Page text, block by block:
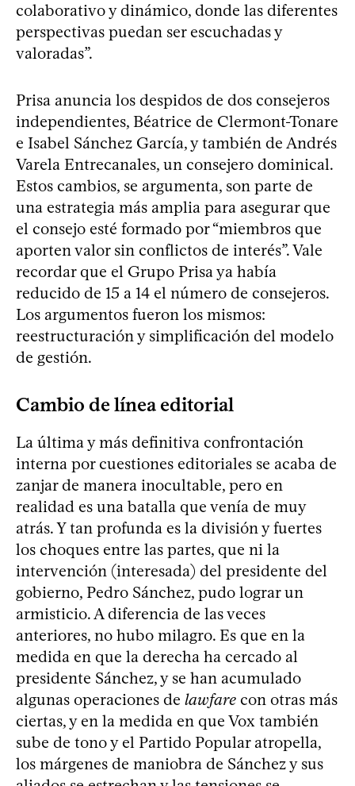
colaborativo y dinámico, donde las diferentes
perspectivas puedan ser escuchadas y
valoradas”.
Prisa anuncia los despidos de dos consejeros
independientes, Béatrice de Clermont-Tonare
e Isabel Sánchez García, y también de Andrés
Varela Entrecanales, un consejero dominical.
Estos cambios, se argumenta, son parte de
una estrategia más amplia para asegurar que
el consejo esté formado por “miembros que
aporten valor sin conflictos de interés”. Vale
recordar que el Grupo Prisa ya había
reducido de 15 a 14 el número de consejeros.
Los argumentos fueron los mismos:
reestructuración y simplificación del modelo
de gestión.
Cambio de línea editorial
La última y más definitiva confrontación
interna por cuestiones editoriales se acaba de
zanjar de manera inocultable, pero en
realidad es una batalla que venía de muy
atrás. Y tan profunda es la división y fuertes
los choques entre las partes, que ni la
intervención (interesada) del presidente del
gobierno, Pedro Sánchez, pudo lograr un
armisticio. A diferencia de las veces
anteriores, no hubo milagro. Es que en la
medida en que la derecha ha cercado al
presidente Sánchez, y se han acumulado
algunas operaciones de lawfare con otras más
ciertas, y en la medida en que Vox también
sube de tono y el Partido Popular atropella,
los márgenes de maniobra de Sánchez y sus